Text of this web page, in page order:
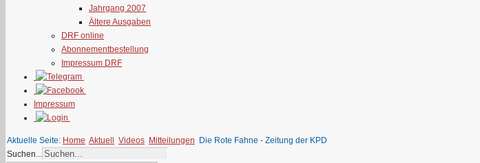
Jahrgang 2007
Ältere Ausgaben
DRF online
Abonnementbestellung
Impressum DRF
Impressum
Aktuelle Seite: Home Aktuell Videos Mitteilungen
Die Rote Fahne - Zeitung der KPD
Suchen...